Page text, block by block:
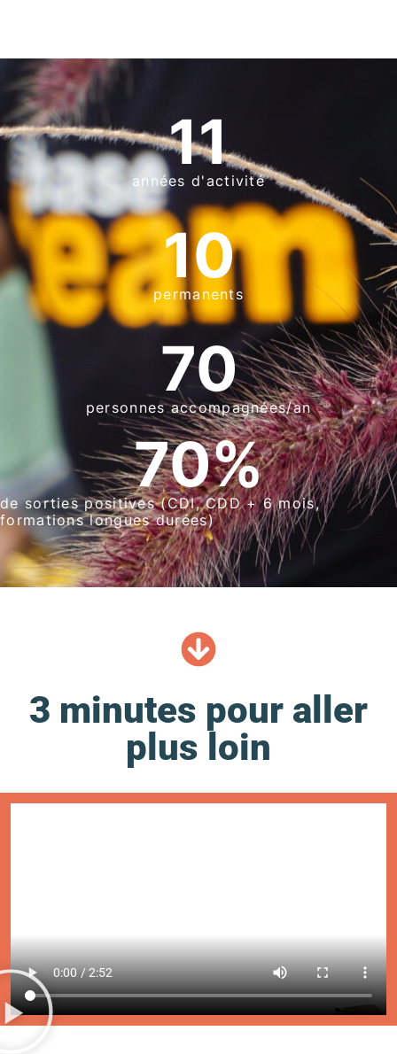
années d'activité
11
permanents
10
personnes accompagnées/an
70
de sorties positives (CDI, CDD + 6 mois,
formations longues durées)
70%
3 minutes pour aller
plus loin